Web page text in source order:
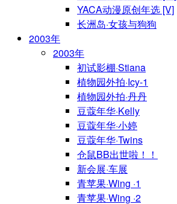
YACA动漫原创年选 [V]
长洲岛·女孩与狗狗
2003年
2003年
初试影棚·Stiana
植物园外拍·Icy-1
植物园外拍·丹丹
豆蔻年华·Kelly
豆蔻年华·小婷
豆蔻年华·Twins
仓鼠BB出世啦！！
新会展·车展
青苹果·Wing ·1
青苹果·Wing ·2